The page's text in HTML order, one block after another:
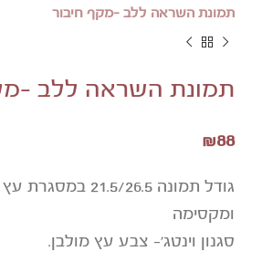
תמונת השראה ללב -מקף חיבור
תמונת השראה ללב -
₪88
גודל תמונה 21.5/26.5
ומקסימה
סגנון וינטג'- צבע עץ מולבן.